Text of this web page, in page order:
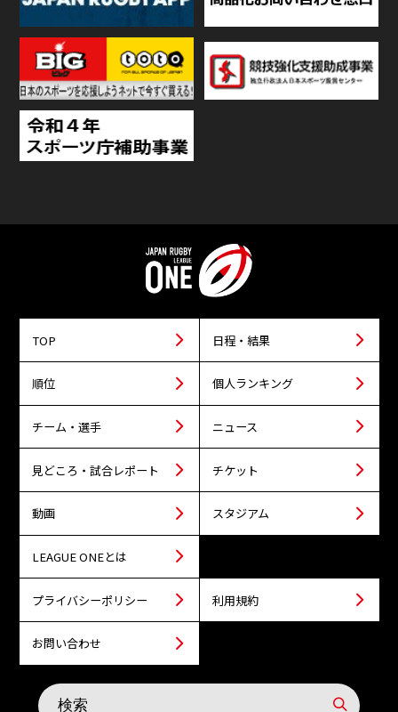
TOP 日程・結果
順位 個人ランキング
チーム・選手 ニュース
見どころ・試合レポート チケット
動画 スタジアム
LEAGUE ONEとは
プライバシーポリシー 利用規約
お問い合わせ